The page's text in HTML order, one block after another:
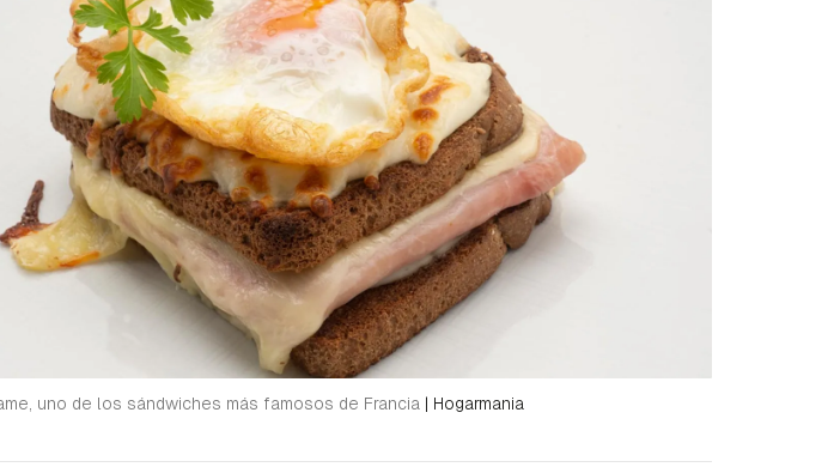
uno de los sándwiches más famosos de Francia | Hogarmania